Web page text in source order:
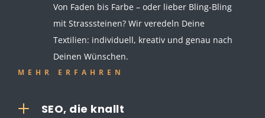
Von Faden bis Farbe – oder lieber Bling-Bling
mit Strasssteinen? Wir veredeln Deine
Textilien: individuell, kreativ und genau nach
Deinen Wünschen.
MEHR ERFAHREN
L SEO, die knallt